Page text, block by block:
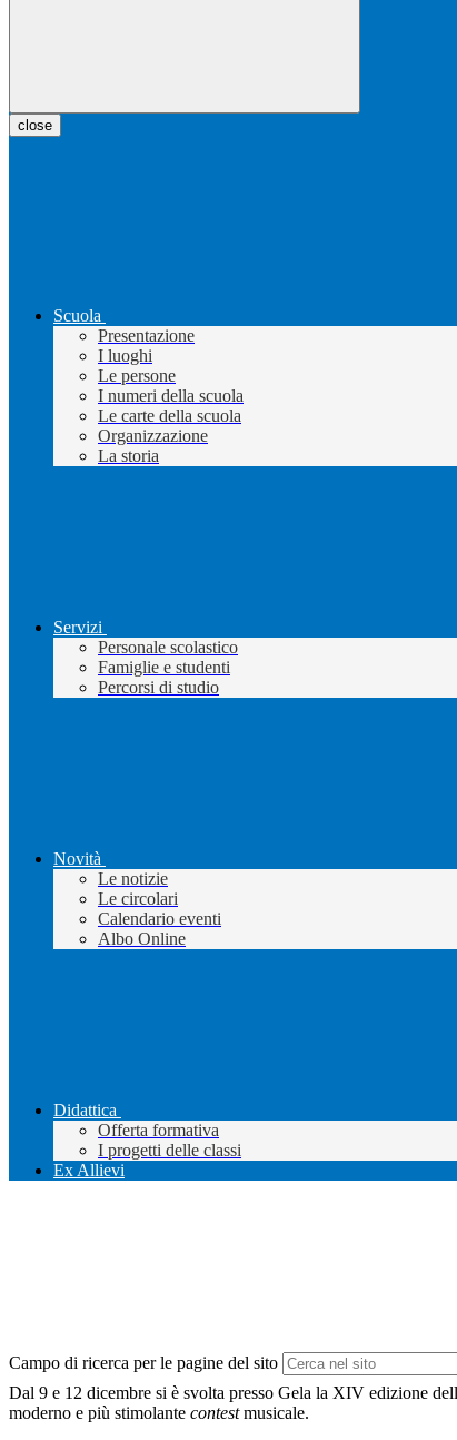
close
Scuola
Presentazione
I luoghi
Le persone
I numeri della scuola
Le carte della scuola
Organizzazione
La storia
Servizi
Personale scolastico
Famiglie e studenti
Percorsi di studio
Novità
Le notizie
Le circolari
Calendario eventi
Albo Online
Didattica
Offerta formativa
I progetti delle classi
Ex Allievi
Campo di ricerca per le pagine del sito
Dal 9 e 12 dicembre si è svolta presso Gela la XIV edizione
moderno e più stimolante contestmusicale.